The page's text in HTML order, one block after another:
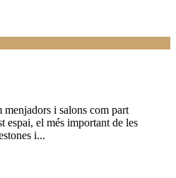
i salons com part
espai, el més important de les
i...